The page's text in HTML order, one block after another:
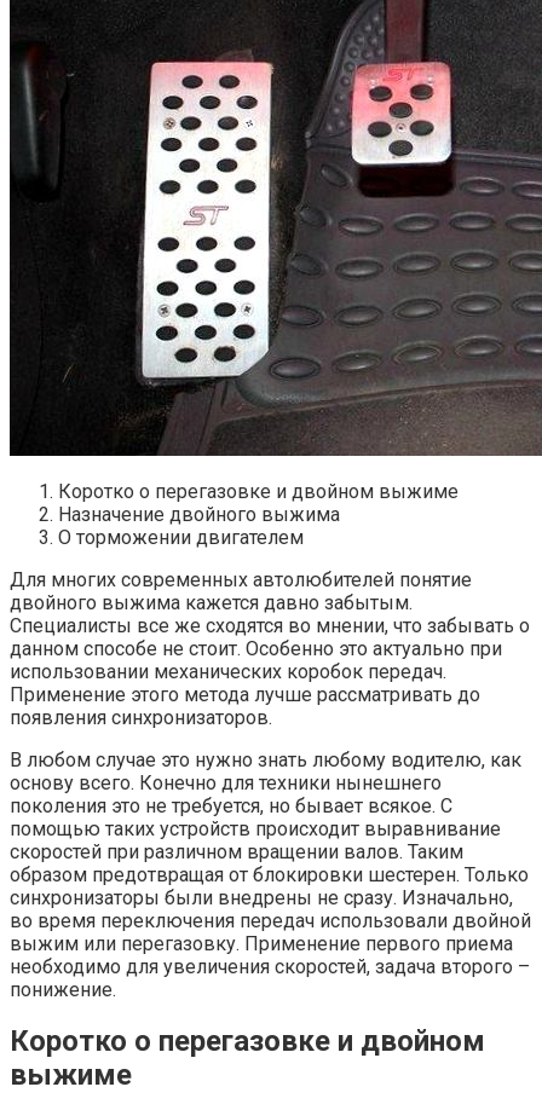
Коротко о перегазовке и двойном выжиме
Назначение двойного выжима
О торможении двигателем
Для многих современных автолюбителей понятие
двойного выжима кажется давно забытым.
Специалисты все же сходятся во мнении, что забывать о
данном способе не стоит. Особенно это актуально при
использовании механических коробок передач.
Применение этого метода лучше рассматривать до
появления синхронизаторов.
В любом случае это нужно знать любому водителю, как
основу всего. Конечно для техники нынешнего
поколения это не требуется, но бывает всякое. С
помощью таких устройств происходит выравнивание
скоростей при различном вращении валов. Таким
образом предотвращая от блокировки шестерен. Только
синхронизаторы были внедрены не сразу. Изначально,
во время переключения передач использовали двойной
выжим или перегазовку. Применение первого приема
необходимо для увеличения скоростей, задача второго –
понижение.
Коротко о перегазовке и двойном
выжиме